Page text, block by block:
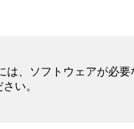
、ソフトウェアが必要
い。